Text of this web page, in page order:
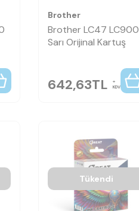
Brother
Brother LC47 LC900
Sarı Orijinal Kartuş
642,63TL KDV
Tükendi